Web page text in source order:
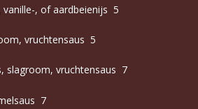
vanille-, of aardbeienijs 5
vruchtensaus 5
slagroom, vruchtensaus 7
7